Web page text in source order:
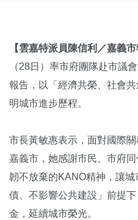
【雲嘉特派員陳信利／嘉義市
（28日）率市府團隊赴市議
報告，以「經濟共榮、社會
明城市進步歷程。
市長黃敏惠表示，面對國際
嘉義市，她感謝市民、市府
韌不放棄的KANO精神，讓
債、不影響公共建設」前提
金，延續城市榮光。